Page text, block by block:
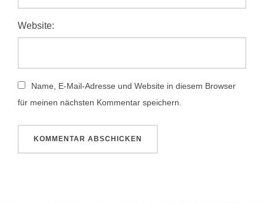
Website:
Name, E-Mail-Adresse und Website in diesem Browser
für meinen nächsten Kommentar speichern.